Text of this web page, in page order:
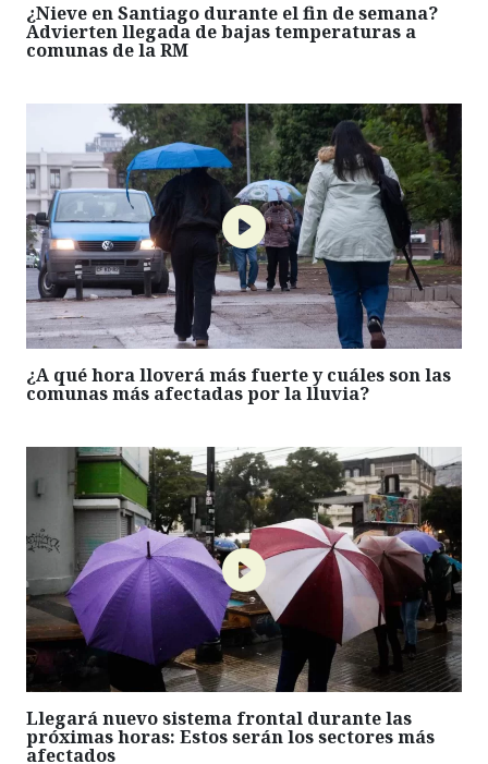
¿Nieve en Santiago durante el fin de semana?
Advierten llegada de bajas temperaturas a
comunas de la RM
¿A qué hora lloverá más fuerte y cuáles son las
comunas más afectadas por la lluvia?
Llegará nuevo sistema frontal durante las
próximas horas: Estos serán los sectores más
afectados